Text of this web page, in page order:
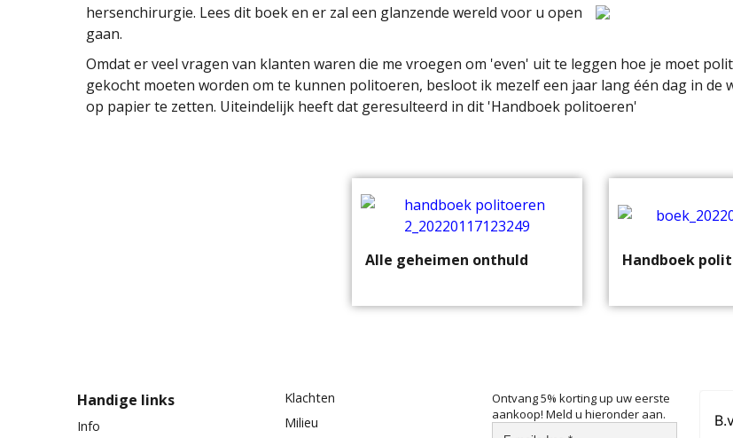
hersenchirurgie. Lees dit boek en er zal een glanzende wereld voor u open
gaan.
Omdat er veel vragen van klanten waren die me vroegen om 'even' uit te leggen hoe je moet
gekocht moeten worden om te kunnen politoeren, besloot ik mezelf een jaar lang één dag in
op papier te zetten. Uiteindelijk heeft dat geresulteerd in dit 'Handboek politoeren'
Alle geheimen onthuld Handboek
Handige links
Info
Klachten
Milieu
Ontvang 5% korting up uw eerste
aankoop! Meld u hieronder aan.